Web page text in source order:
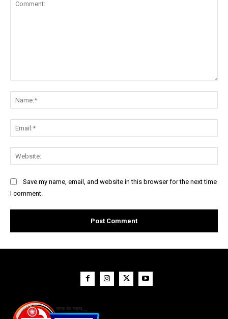
Save my name, email, and website in this browser for the next time
I comment.